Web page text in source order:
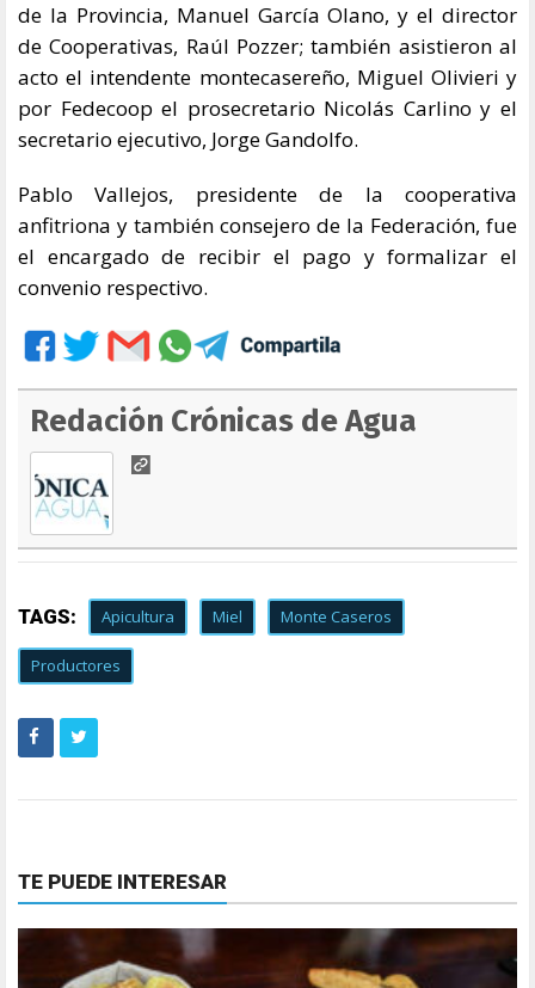
de la Provincia, Manuel García Olano, y el director
de Cooperativas, Raúl Pozzer; también asistieron al
acto el intendente montecasereño, Miguel Olivieri y
por Fedecoop el prosecretario Nicolás Carlino y el
secretario ejecutivo, Jorge Gandolfo.
Pablo Vallejos, presidente de la cooperativa
anfitriona y también consejero de la Federación, fue
el encargado de recibir el pago y formalizar el
convenio respectivo.
Redación Crónicas de Agua
TAGS: Apicultura Miel Monte Caseros
Productores
TE PUEDE INTERESAR